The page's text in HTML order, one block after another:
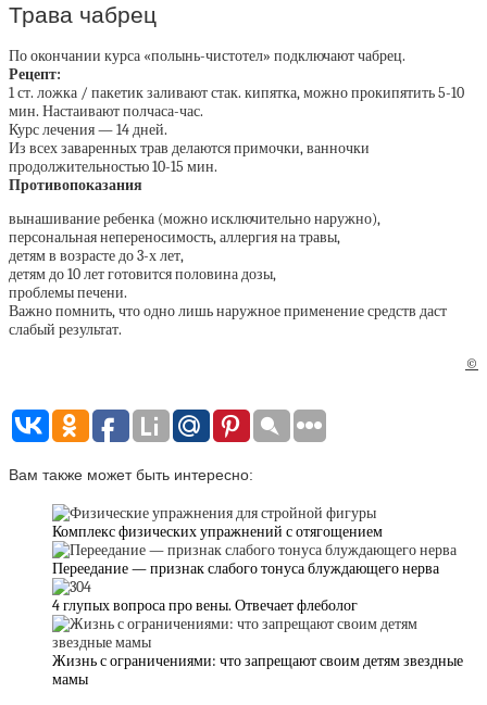
Трава чабрец
По окончании курса «полынь-чистотел» подключают чабрец.
Рецепт:
1 ст. ложка / пакетик заливают стак. кипятка, можно прокипятить 5-10
мин. Настаивают полчаса-час.
Курс лечения — 14 дней.
Из всех заваренных трав делаются примочки, ванночки
продолжительностью 10-15 мин.
Противопоказания
вынашивание ребенка (можно исключительно наружно),
персональная непереносимость, аллергия на травы,
детям в возрасте до 3-х лет,
детям до 10 лет готовится половина дозы,
проблемы печени.
Важно помнить, что одно лишь наружное применение средств даст
слабый результат.
©
Вам также может быть интересно:
Комплекс физических упражнений с отягощением
Переедание — признак слабого тонуса блуждающего нерва
4 глупых вопроса про вены. Отвечает флеболог
Жизнь с ограничениями: что запрещают своим детям звездные
мамы